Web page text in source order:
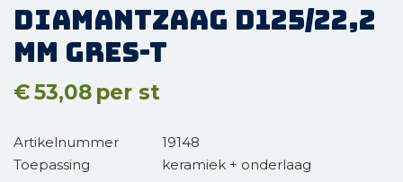
Diamantzaag D125/22,2
mm Gres-T
€53,08 per st
Artikelnummer
19148
Toepassing
keramiek + onderlaag